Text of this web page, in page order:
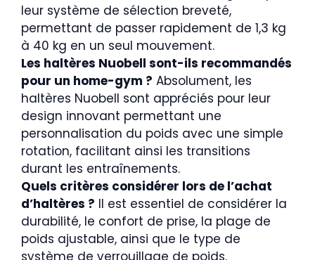
leur système de sélection breveté,
permettant de passer rapidement de 1,3 kg
à 40 kg en un seul mouvement.
Les haltères Nuobell sont-ils recommandés
pour un home-gym ? Absolument, les
haltères Nuobell sont appréciés pour leur
design innovant permettant une
personnalisation du poids avec une simple
rotation, facilitant ainsi les transitions
durant les entraînements.
Quels critères considérer lors de l’achat
d’haltères ? Il est essentiel de considérer la
durabilité, le confort de prise, la plage de
poids ajustable, ainsi que le type de